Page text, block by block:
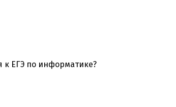
к ЕГЭ по информатике?